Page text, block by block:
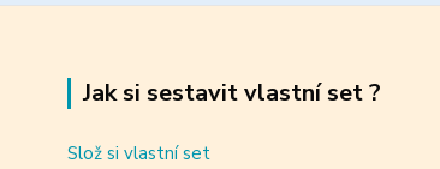
Jak si sestavit vlastní set ?
Slož si vlastní set